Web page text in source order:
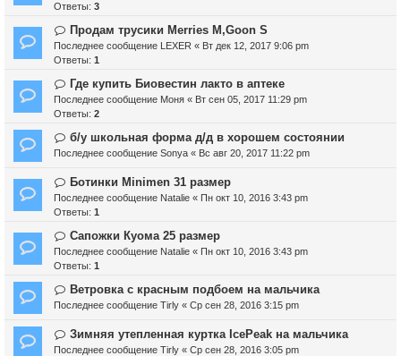
Ответы: 3
Продам трусики Merries M,Goon S
Последнее сообщение LEXER « Вт дек 12, 2017 9:06 pm
Ответы: 1
Где купить Биовестин лакто в аптеке
Последнее сообщение Моня « Вт сен 05, 2017 11:29 pm
Ответы: 2
б/у школьная форма д/д в хорошем состоянии
Последнее сообщение Sonya « Вс авг 20, 2017 11:22 pm
Ботинки Minimen 31 размер
Последнее сообщение Natalie « Пн окт 10, 2016 3:43 pm
Ответы: 1
Сапожки Куома 25 размер
Последнее сообщение Natalie « Пн окт 10, 2016 3:43 pm
Ответы: 1
Ветровка с красным подбоем на мальчика
Последнее сообщение Tirly « Ср сен 28, 2016 3:15 pm
Зимняя утепленная куртка IcePeak на мальчика
Последнее сообщение Tirly « Ср сен 28, 2016 3:05 pm